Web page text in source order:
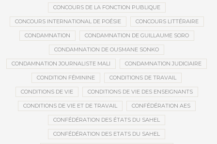
CONCOURS DE LA FONCTION PUBLIQUE
CONCOURS INTERNATIONAL DE POÉSIE CONCOURS LITTÉRAIRE
CONDAMNATION CONDAMNATION DE GUILLAUME SORO
CONDAMNATION DE OUSMANE SONKO
CONDAMNATION JOURNALISTE MALI CONDAMNATION JUDICIAIRE
CONDITION FÉMININE CONDITIONS DE TRAVAIL
CONDITIONS DE VIE CONDITIONS DE VIE DES ENSEIGNANTS
CONDITIONS DE VIE ET DE TRAVAIL CONFÉDÉRATION AES
CONFÉDÉRATION DES ÉTATS DU SAHEL
CONFÉDÉRATION DES ETATS DU SAHEL